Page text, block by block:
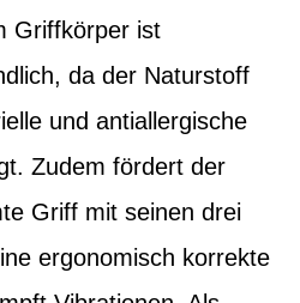
Griffkörper ist
da der Naturstoff
und antiallergische
Zudem fördert der
Griff mit seinen drei
ergonomisch korrekte